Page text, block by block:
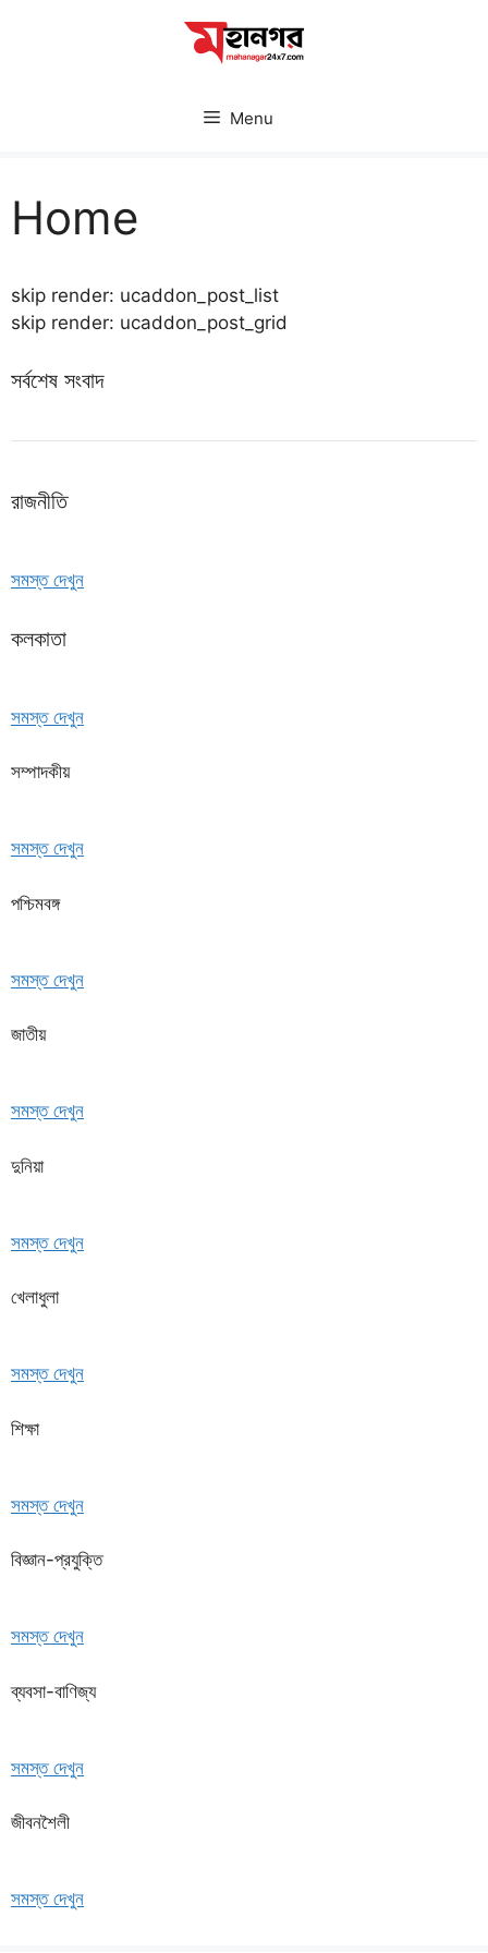
Menu
Home
skip render: ucaddon_post_list
skip render: ucaddon_post_grid
সর্বশেষ সংবাদ
রাজনীতি
সমস্ত দেখুন
কলকাতা
সমস্ত দেখুন
সম্পাদকীয়
সমস্ত দেখুন
পশ্চিমবঙ্গ
সমস্ত দেখুন
জাতীয়
সমস্ত দেখুন
দুনিয়া
সমস্ত দেখুন
খেলাধুলা
সমস্ত দেখুন
শিক্ষা
সমস্ত দেখুন
বিজ্ঞান-প্রযুক্তি
সমস্ত দেখুন
ব্যবসা-বাণিজ্য
সমস্ত দেখুন
জীবনশৈলী
সমস্ত দেখুন